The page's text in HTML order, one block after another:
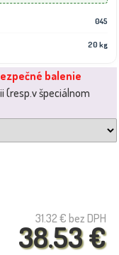
045
20 kg
balenie
(resp.v špeciálnom
31.32 € bez DPH
38.53 €